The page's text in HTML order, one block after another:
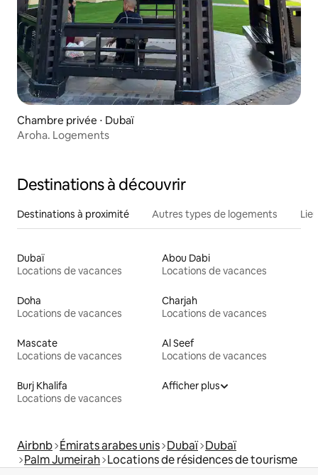
Chambre privée ⋅ Dubaï
Aroha. Logements
Destinations à découvrir
Destinations à proximité Autres types de logements
Dubaï
Locations de vacances
Abou Dabi
Locations de vacances
Doha
Locations de vacances
Charjah
Locations de vacances
Mascate
Locations de vacances
Al Seef
Locations de vacances
Burj Khalifa
Locations de vacances
Afficher plus
Airbnb Émirats arabes unis Dubaï Dubaï
Palm Jumeirah Locations de résidences de tourisme